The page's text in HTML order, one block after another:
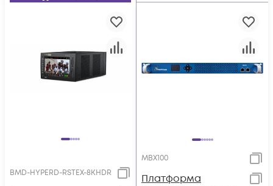
BMD-HYPERD-RSTEX-8KHDR
MBX100
Платформа